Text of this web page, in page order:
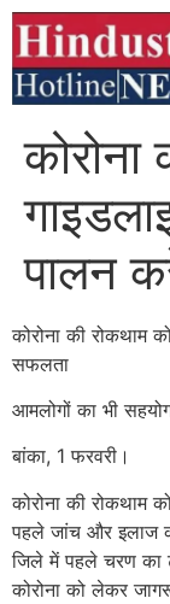
पालन
कोरोना की रोकथाम
सफलता
आमलोगों का भी
बांका, 1 फरवरी।
कोरोना की रोकथाम
पहले जांच और इलाज
जिले में पहले चरण का
कोरोना को लेकर